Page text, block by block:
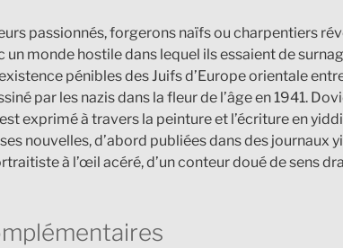
passionnés, forgerons naïfs ou charpentiers
un monde hostile dans lequel ils essaient de
pénibles des Juifs d’Europe orientale
par les nazis dans la fleur de l’âge en 1941.
exprimé à travers la peinture et l’écriture en
nouvelles, d’abord publiées dans des journaux
à l’œil acéré, d’un conteur doué de sens